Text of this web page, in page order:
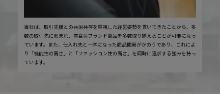
当社は、取引先様との共栄共存を重視した経営姿勢を貫いてきたことから、多
数の取引先に恵まれ、豊富なブランド商品を多数取り揃えることが可能になっ
ています。また、仕入れ先と一体になった商品開発がかのうであり、これによ
り「機能性の高さ」と「ファッション性の高さ」を同時に追求する強みを持っ
ています。